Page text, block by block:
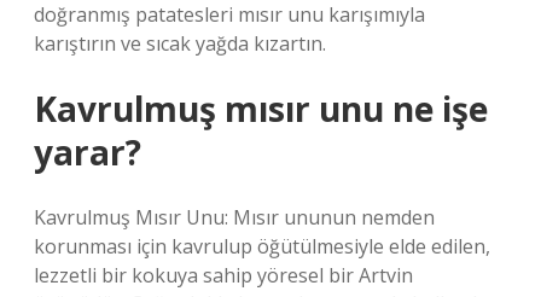
doğranmış patatesleri mısır unu karışımıyla
karıştırın ve sıcak yağda kızartın.
Kavrulmuş mısır unu ne işe
yarar?
Kavrulmuş Mısır Unu: Mısır ununun nemden
korunması için kavrulup öğütülmesiyle elde edilen,
lezzetli bir kokuya sahip yöresel bir Artvin